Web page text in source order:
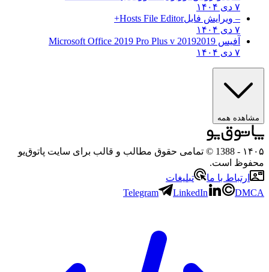
۷ دی ۱۴۰۴
– ویرایش فایلHosts File Editor+
۷ دی ۱۴۰۴
آفیس 2019 2019 Microsoft Office 2019 Pro Plus v
۷ دی ۱۴۰۴
مشاهده همه
۱۴۰۵
- 1388 © تمامی حقوق مطالب و قالب برای سایت پاتوق‌یو
محفوظ است.
ارتباط با ما
تبلیغات
Telegram
LinkedIn DMCA